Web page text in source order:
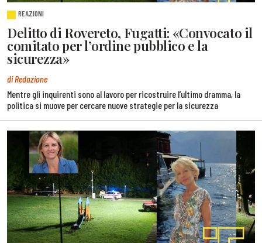
REAZIONI
Delitto di Rovereto, Fugatti: «Convocato il
comitato per l’ordine pubblico e la
sicurezza»
di Redazione
Mentre gli inquirenti sono al lavoro per ricostruire l’ultimo dramma, la
politica si muove per cercare nuove strategie per la sicurezza